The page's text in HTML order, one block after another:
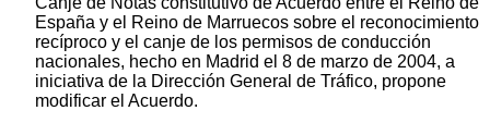
España y el Reino de Marruecos sobre el reconocimiento
recíproco y el canje de los permisos de conducción
nacionales, hecho en Madrid el 8 de marzo de 2004, a
iniciativa de la Dirección General de Tráfico, propone
modificar el Acuerdo.